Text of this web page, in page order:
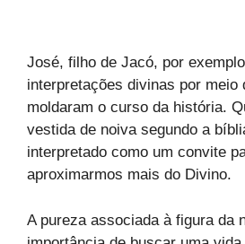
José, filho de Jacó, por
interpretações divinas por meio
moldaram o curso da história.
vestida de noiva segundo a
interpretado como um convite
aproximarmos mais do Divino.
A pureza associada à figura da